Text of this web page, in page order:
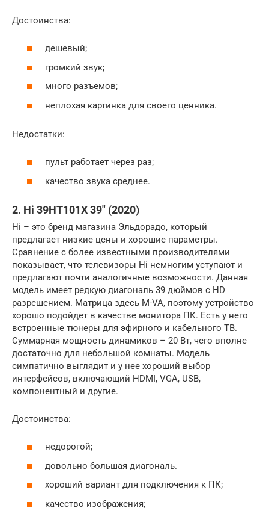
Достоинства:
дешевый;
громкий звук;
много разъемов;
неплохая картинка для своего ценника.
Недостатки:
пульт работает через раз;
качество звука среднее.
2. Hi 39HT101X 39″ (2020)
Hi – это бренд магазина Эльдорадо, который
предлагает низкие цены и хорошие параметры.
Сравнение с более известными производителями
показывает, что телевизоры Hi немногим уступают и
предлагают почти аналогичные возможности. Данная
модель имеет редкую диагональ 39 дюймов с HD
разрешением. Матрица здесь M-VA, поэтому устройство
хорошо подойдет в качестве монитора ПК. Есть у него
встроенные тюнеры для эфирного и кабельного ТВ.
Суммарная мощность динамиков – 20 Вт, чего вполне
достаточно для небольшой комнаты. Модель
симпатично выглядит и у нее хороший выбор
интерфейсов, включающий HDMI, VGA, USB,
компонентный и другие.
Достоинства:
недорогой;
довольно большая диагональ.
хороший вариант для подключения к ПК;
качество изображения;